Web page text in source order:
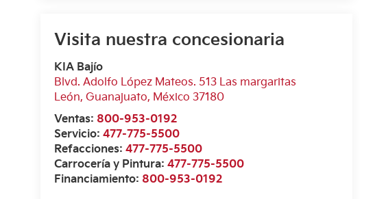
Visita nuestra concesionaria
KIA Bajío
Blvd. Adolfo López Mateos. 513 Las margaritas
León,Guanajuato, México 37180
Ventas: 800-953-0192
Servicio:477-775-5500
Refacciones:477-775-5500
Carrocería y Pintura:477-775-5500
Financiamiento: 800-953-0192